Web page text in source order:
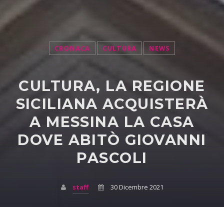
CRONACA CULTURA NEWS
CULTURA, LA REGIONE
SICILIANA ACQUISTERÀ
A MESSINA LA CASA
DOVE ABITÒ GIOVANNI
PASCOLI
staff 30 Dicembre 2021